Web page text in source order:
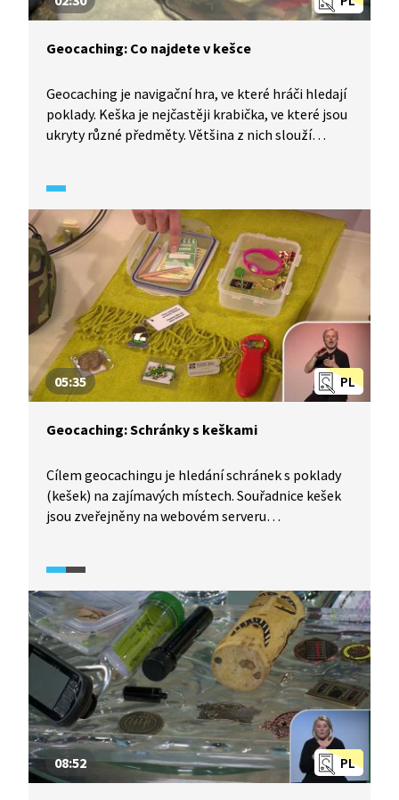
Geocaching: Co najdete v kešce
Geocaching je navigační hra, ve které hráči hledají
poklady. Keška je nejčastěji krabička, ve které jsou
ukryty různé předměty. Většina z nich slouží
předmět stejné nebo vyšší hodnoty. Dále jsou zde
uloženy putovní předměty – geocoiny
a travelbugy. Součástí každé schránky je malý
zápisník, tzv. logbook, kam se po nalezení keše
hráč zapíše. Českou specialitou jsou Czech Wood
Geocoiny, což jsou vizitky konkrétního geokešera.
PL
05:35
Geocaching: Schránky s keškami
Cílem geocachingu je hledání schránek s poklady
(kešek) na zajímavých místech. Souřadnice kešek
jsou zveřejněny na webovém serveru
a poklady na výměnu. Logbook je malý sešitek,
do kterého se zapíšete a tím potvrdíte svůj nález.
Putovní předměty na sobě mají unikátní
trackovací číslo, ze kterého na portálu
geocaching.com zjistíte, kam daný předmět
putuje. Pokud si nějaký poklad z keše vezmete,
vždy byste do ní měli dát jiný předmět se stejnou
nebo vyšší hodnotou. Do keše ale nepatří jídlo,
cigarety, alkohol nebo zbraně.
PL
08:52